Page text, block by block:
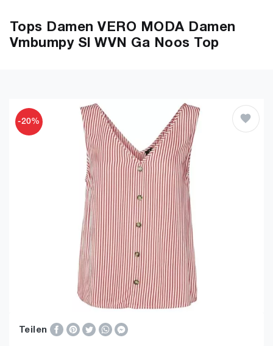
Tops Damen VERO MODA Damen
Vmbumpy Sl WVN Ga Noos Top
-20%
Teilen